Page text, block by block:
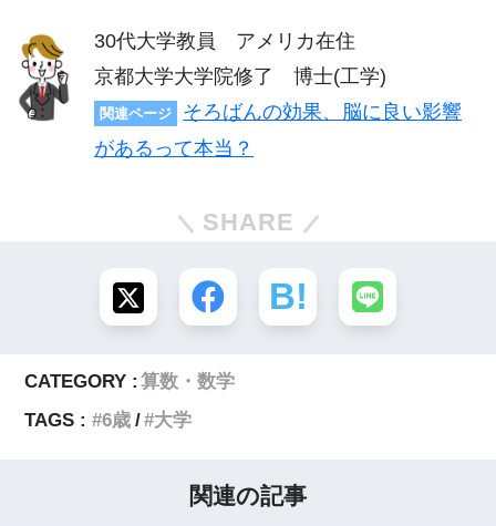
30代大学教員 アメリカ在住
京都大学大学院修了 博士(工学)
関連ページ
そろばんの効果、脳に良い影響
があるって本当？
SHARE
CATEGORY : 算数・数学
TAGS :
6歳 大学
関連の記事